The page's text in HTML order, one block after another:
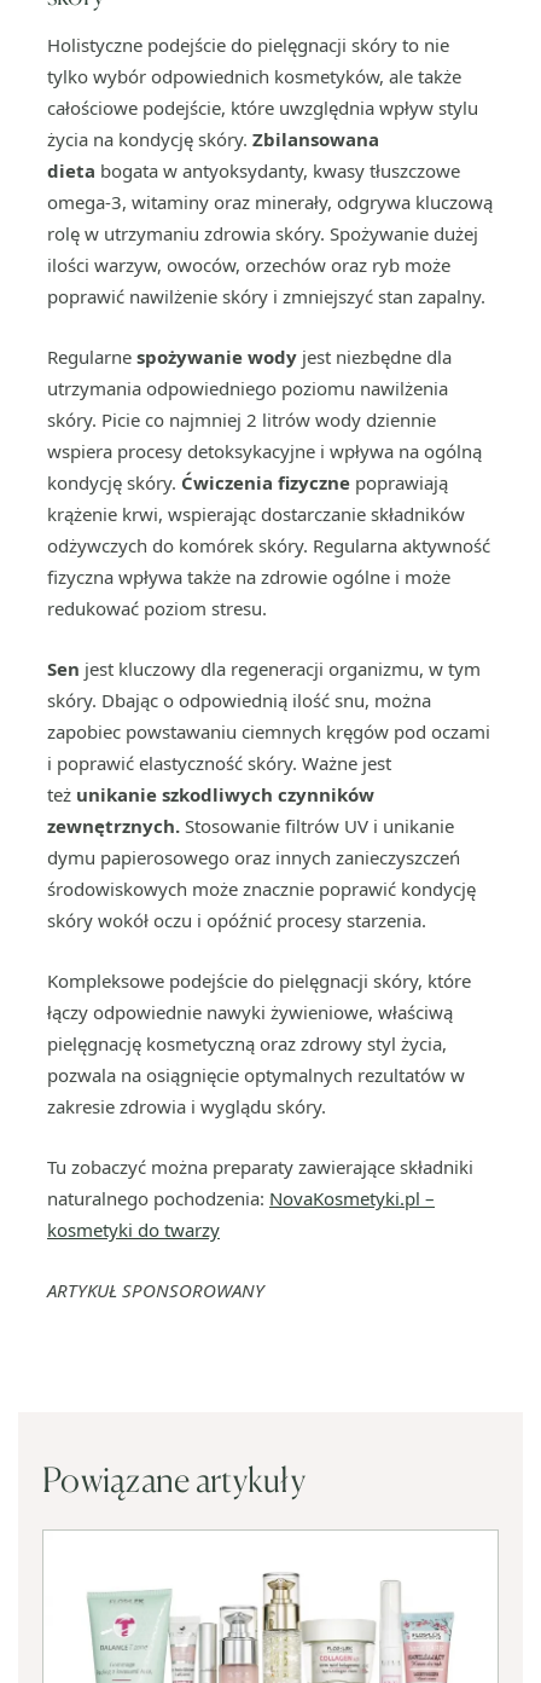
Holistyczne podejście do pielęgnacji skóry to nie
tylko wybór odpowiednich kosmetyków, ale także
całościowe podejście, które uwzględnia wpływ stylu
życia na kondycję skóry. Zbilansowana
dieta bogata w antyoksydanty, kwasy tłuszczowe
omega-3, witaminy oraz minerały, odgrywa kluczową
rolę w utrzymaniu zdrowia skóry. Spożywanie dużej
ilości warzyw, owoców, orzechów oraz ryb może
poprawić nawilżenie skóry i zmniejszyć stan zapalny.
Regularne spożywanie wody jest niezbędne dla
utrzymania odpowiedniego poziomu nawilżenia
skóry. Picie co najmniej 2 litrów wody dziennie
wspiera procesy detoksykacyjne i wpływa na ogólną
kondycję skóry. Ćwiczenia fizyczne poprawiają
krążenie krwi, wspierając dostarczanie składników
odżywczych do komórek skóry. Regularna aktywność
fizyczna wpływa także na zdrowie ogólne i może
redukować poziom stresu.
Sen jest kluczowy dla regeneracji organizmu, w tym
skóry. Dbając o odpowiednią ilość snu, można
zapobiec powstawaniu ciemnych kręgów pod oczami
i poprawić elastyczność skóry. Ważne jest
też unikanie szkodliwych czynników
zewnętrznych. Stosowanie filtrów UV i unikanie
dymu papierosowego oraz innych zanieczyszczeń
środowiskowych może znacznie poprawić kondycję
skóry wokół oczu i opóźnić procesy starzenia.
Kompleksowe podejście do pielęgnacji skóry, które
łączy odpowiednie nawyki żywieniowe, właściwą
pielęgnację kosmetyczną oraz zdrowy styl życia,
pozwala na osiągnięcie optymalnych rezultatów w
zakresie zdrowia i wyglądu skóry.
Tu zobaczyć można preparaty zawierające składniki
naturalnego pochodzenia: NovaKosmetyki.pl –
kosmetyki do twarzy
ARTYKUŁ SPONSOROWANY
Powiązane artykuły